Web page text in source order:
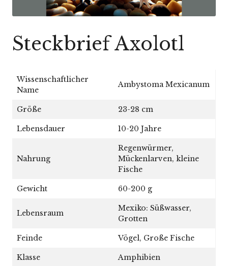
Steckbrief Axolotl
Wissenschaftlicher
Name
Ambystoma Mexicanum
Größe 23-28 cm
Lebensdauer 10-20 Jahre
Nahrung
Regenwürmer,
Mückenlarven, kleine
Fische
Gewicht 60-200 g
Lebensraum
Mexiko: Süßwasser,
Grotten
Feinde Vögel, Große Fische
Klasse Amphibien